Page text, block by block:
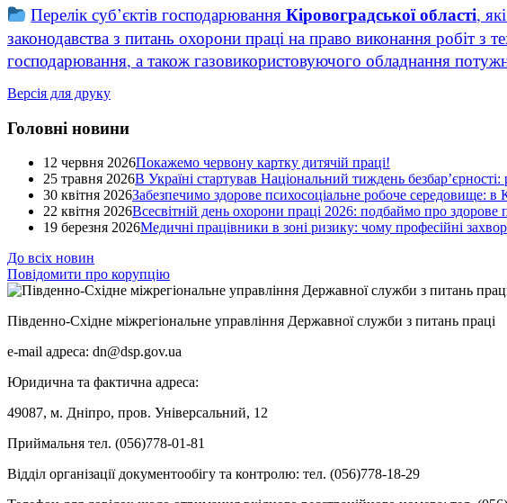
Перелік суб’єктів господарюванняКіровоградської області,
законодавства з питань охорони праці на право виконання робіт з
господарювання, а також газовикористовуючого обладнання
Версія для друку
Головні новини
12 червня 2026Покажемо червону картку дитячій праці!
25 травня 2026В Україні стартував Національний тиждень
30 квітня 2026Забезпечимо здорове психосоціальне робоче середовище: в
22 квітня 2026Всесвітній день охорони праці 2026: подбаймо про здорове
19 березня 2026Медичні працівники в зоні ризику: чому професійні
До всіх новин
Повідомити про корупцію
Південно-Східне міжрегіональне управління Державної служби з питань праці
e-mail адреса: dn@dsp.gov.ua
Юридична та фактична адреса:
49087, м. Дніпро, пров. Універсальний, 12
Приймальня тел. (056)778-01-81
Відділ організації документообігу та контролю: тел. (056)778-18-29